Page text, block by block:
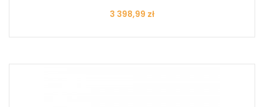
Cena
3 398,99 zł